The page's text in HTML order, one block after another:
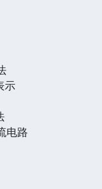
示
电路